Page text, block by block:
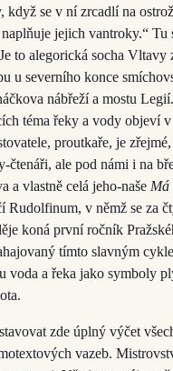
když se v ní zrcadlí na
jejich vantroky.“ Tu
to alegorická socha
u severního konce
nábřeží a mostu
téma řeky a vody objeví
proutkaře, je
čtenáři, ale pod námi i na
a vlastně celá jeho-naše Má
Rudolfinum, v němž se za
koná první ročník
tímto slavným
voda a řeka jako symboly
zde úplný výčet
vazeb.